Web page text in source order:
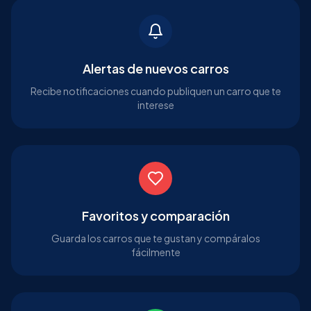
Alertas de nuevos carros
Recibe notificaciones cuando publiquen un carro que te
interese
Favoritos y comparación
Guarda los carros que te gustan y compáralos
fácilmente